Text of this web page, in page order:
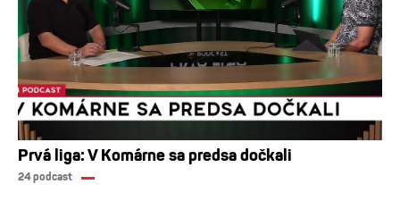
Prvá liga: V Komárne sa predsa dočkali
24 podcast